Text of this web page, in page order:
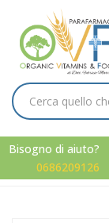
Bisogno di aiuto?
0686209126